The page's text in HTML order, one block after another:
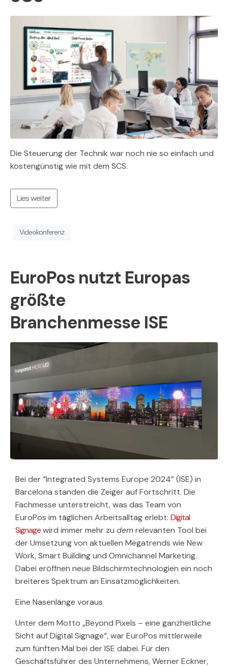
Die Steuerung der Technik war noch nie so einfach und
kostengünstig wie mit dem SCS.
Lies weiter
Videokonferenz
EuroPos nutzt Europas
größte
Branchenmesse ISE
Bei der “Integrated Systems Europe 2024” (ISE) in
Barcelona standen die Zeiger auf Fortschritt. Die
Fachmesse unterstreicht, was das Team von
EuroPos im täglichen Arbeitsalltag erlebt: Digital
Signagewird immer mehr zu demrelevanten Tool bei
der Umsetzung von aktuellen Megatrends wie New
Work, Smart Building und Omnichannel Marketing.
Dabei eröffnen neue Bildschirmtechnologien ein noch
breiteres Spektrum an Einsatzmöglichkeiten.
Eine Nasenlänge voraus
Unter dem Motto „Beyond Pixels – eine ganzheitliche
Sicht auf Digital Signage“, war EuroPos mittlerweile
zum fünften Mal bei der ISE dabei. Für den
Geschäftsführer des Unternehmens, Werner Eckner,